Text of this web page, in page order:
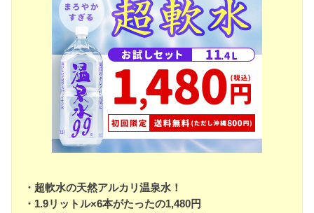
・超軟水の天然アルカリ温泉水！
・1.9リットル×6本がたったの1,480円